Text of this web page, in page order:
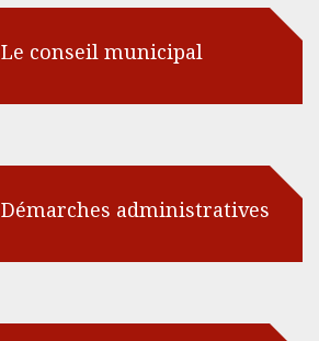
Le conseil municipal
Démarches administratives